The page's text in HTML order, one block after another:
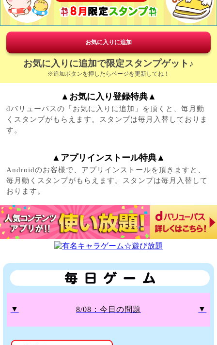
お気に入りに追加
お気に入りに追加で限定スタンプゲット♪
※追加ボタンを押したらページを更新してね！
▲お気に入り登録特典▲
dバリューパスの「お気に入りに追加」を頂くと、毎月動
くスタンプがもらえます。スタンプは毎月入替しておりま
す。
▲アプリインストール特典▲
Androidのお客様で、アプリインストールを頂きますと、
毎月動くスタンプがもらえます。スタンプは毎月入替して
おります。
▼ 8/08：今日の問題 ▼